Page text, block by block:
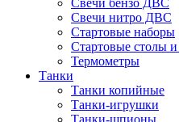
Свечи бензо ДВС
Свечи нитро ДВС
Стартовые наборы
Стартовые столы и
Термометры
Танки
Танки копийные
Танки-игрушки
Танки-шпионы